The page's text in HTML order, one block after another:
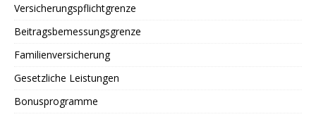
Versicherungspflichtgrenze
Beitragsbemessungsgrenze
Familienversicherung
Gesetzliche Leistungen
Bonusprogramme